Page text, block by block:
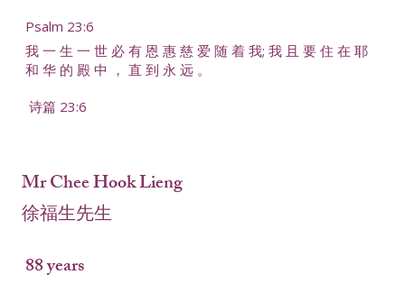
Psalm 23:6
我 一 生 一 世 必 有 恩 惠 慈 爱 随 着 我; 我 且 要 住 在 耶
和 华 的 殿 中 ， 直 到 永 远 。
诗篇 23:6
Mr Chee Hook Lieng
徐福生先生
88 years